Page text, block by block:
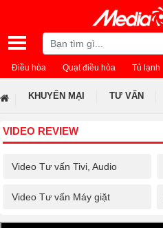
Điều hòa Quạt điều hòa Tủ lạnh
KHUYẾN MẠI TƯ VẤN
VIDEO REVIEW
Video Tư vấn Tivi, Audio
Video Tư vấn Máy giặt